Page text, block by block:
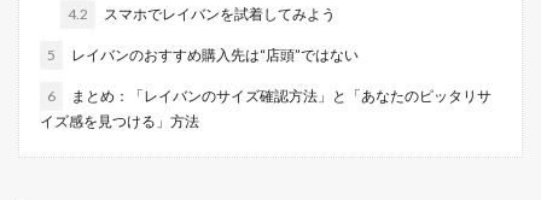
4.2 スマホでレイバンを試着してみよう
5 レイバンのおすすめ購入先は“店頭”ではない
6
まとめ：「レイバンのサイズ確認方法」と「あなたのピッタリサ
イズ感を見つける」方法